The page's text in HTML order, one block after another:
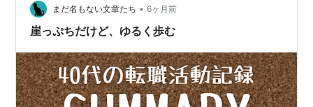
とになっても、担当からは何も連絡が来ず。 自動発信さ
れるアンケートしか来ない…
まだ名もない文章たち • 6ヶ月前
崖っぷちだけど、ゆるく歩む